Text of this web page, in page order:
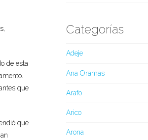
de esta
que
que
Categorías
Adeje
Ana Oramas
Arafo
Arico
Arona